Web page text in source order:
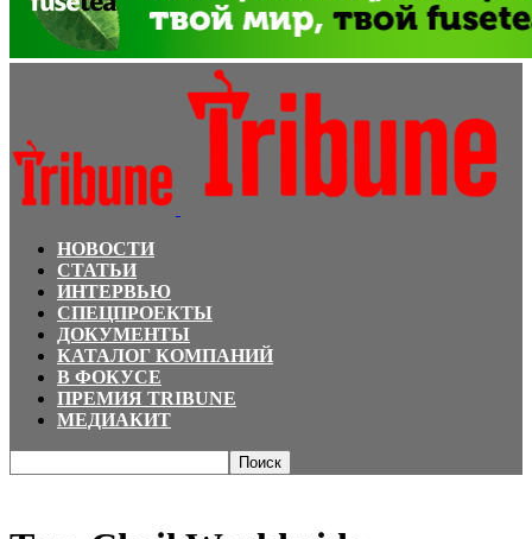
НОВОСТИ
СТАТЬИ
ИНТЕРВЬЮ
СПЕЦПРОЕКТЫ
ДОКУМЕНТЫ
КАТАЛОГ КОМПАНИЙ
В ФОКУСЕ
ПРЕМИЯ TRIBUNE
МЕДИАКИТ